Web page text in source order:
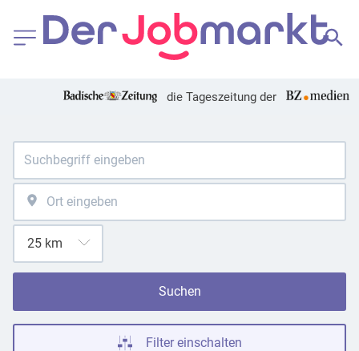
die Tageszeitung der
Suchen
Filter einschalten